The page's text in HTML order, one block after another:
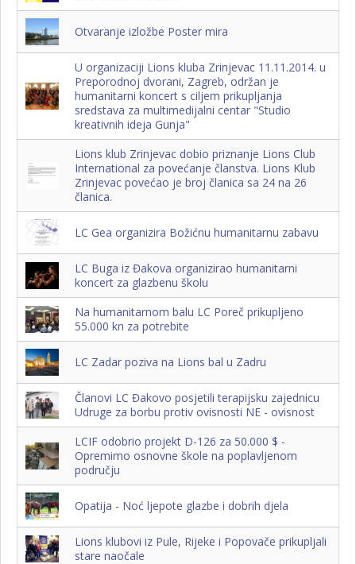
Otvaranje izložbe Poster mira
U organizaciji Lions kluba Zrinjevac 11.11.2014. u
Preporodnoj dvorani, Zagreb, održan je
humanitarni koncert s ciljem prikupljanja
sredstava za multimedijalni centar "Studio
kreativnih ideja Gunja"
Lions klub Zrinjevac dobio priznanje Lions Club
International za povećanje članstva. Lions Klub
Zrinjevac povećao je broj članica sa 24 na 26
članica.
LC Gea organizira Božićnu humanitarnu zabavu
LC Buga iz Đakova organizirao humanitarni
koncert za glazbenu školu
Na humanitarnom balu LC Poreč prikupljeno
55.000 kn za potrebite
LC Zadar poziva na Lions bal u Zadru
Članovi LC Đakovo posjetili terapijsku zajednicu
Udruge za borbu protiv ovisnosti NE - ovisnost
LCIF odobrio projekt D-126 za 50.000 $ -
Opremimo osnovne škole na poplavljenom
području
Opatija - Noć ljepote glazbe i dobrih djela
Lions klubovi iz Pule, Rijeke i Popovače prikupljali
stare naočale